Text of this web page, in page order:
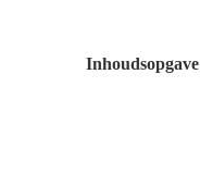
Inhoudsopgave